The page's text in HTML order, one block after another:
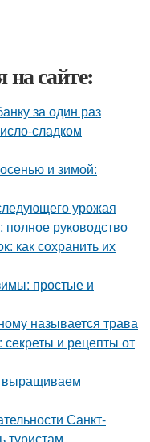
на сайте:
за один раз
сладком
и зимой:
урожая
руководство
как сохранить их
простые и
называется трава
и рецепты от
выращиваем
Санкт-